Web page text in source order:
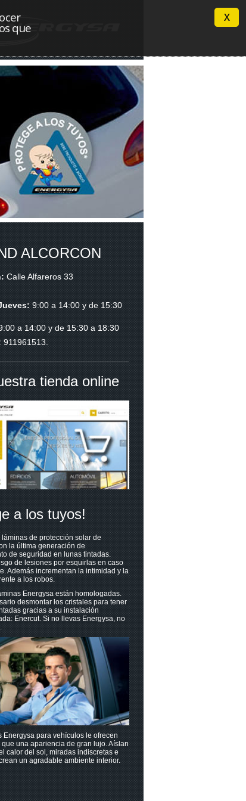
que
X
ALCORCON
Calle Alfareros 33
9:00 a 14:00 y de 15:30
a 14:00 y de 15:30 a 18:30
911961513.
tienda online
a los tuyos!
de protección solar de
la última generación de
de seguridad en lunas tintadas.
de lesiones por esquirlas en caso
Además incrementan la intimidad y la
a los robos.
Energysa están homologadas.
desmontar los cristales para tener
gracias a su instalación
Enercut. Si no llevas Energysa, no
Energysa para vehículos le ofrecen
que una apariencia de gran lujo. Aíslan
calor del sol, miradas indiscretas e
un agradable ambiente interior.